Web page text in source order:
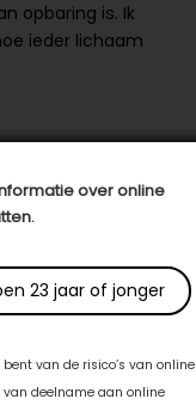
over online
23 jaar of jonger
van de risico’s van online
deelname aan online
opbaring is. Ik
ieder lichaam
dat de
overledene en
je zelf
dan je denkt,
kun je altijd